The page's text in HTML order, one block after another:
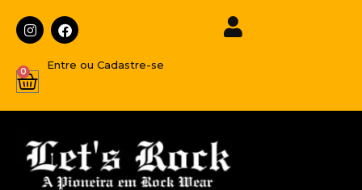
Entre ou Cadastre-se
0